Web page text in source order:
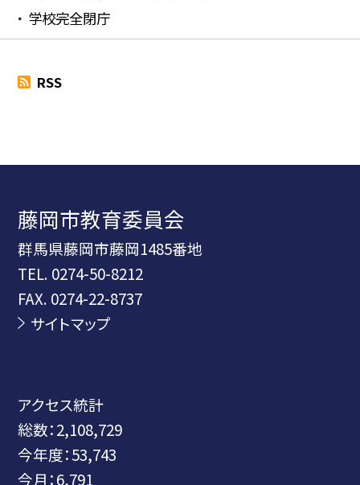
学校完全閉庁
RSS
藤岡市教育委員会
群馬県藤岡市藤岡1485番地
TEL. 0274-50-8212
FAX. 0274-22-8737
サイトマップ
アクセス統計
総数：2,108,729
今年度：53,743
今月：6,791